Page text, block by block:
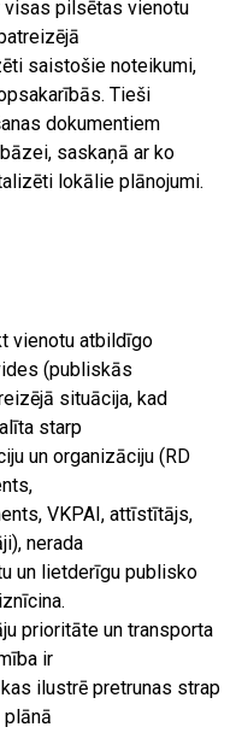
visas pilsētas vienotu
saistošie noteikumi,
Tieši
dokumentiem
saskaņā ar ko
lokālie plānojumi.
vienotu atbildīgo
(publiskās
situācija, kad
starp
un organizāciju (RD
VKPAI, attīstītājs,
nerada
un lietderīgu publisko
prioritāte un transporta
ir
ilustrē pretrunas strap